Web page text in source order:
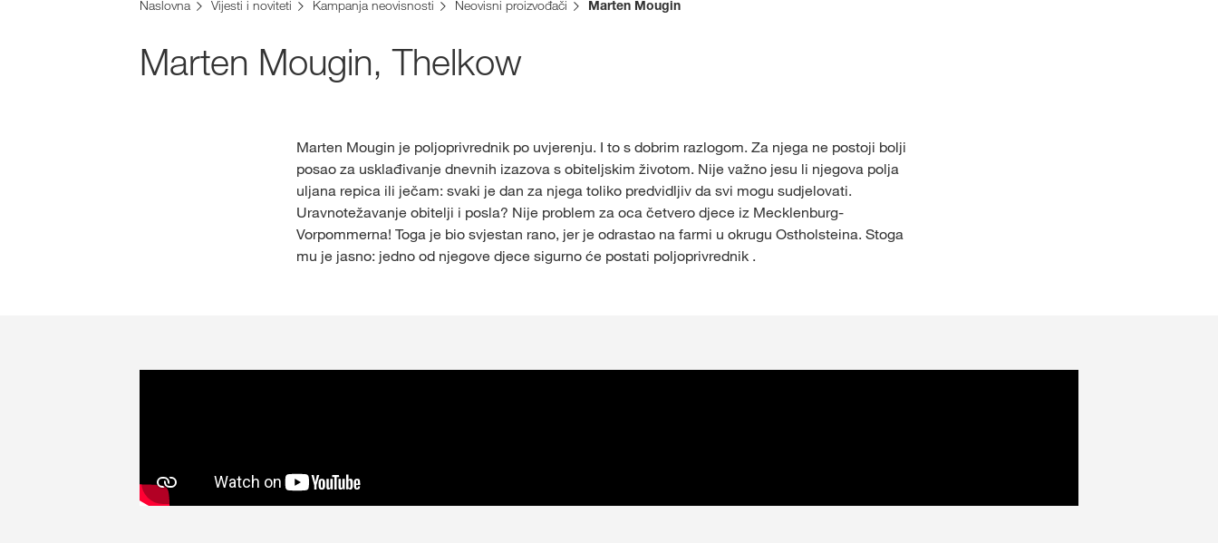
Naslovna Vijesti i noviteti Kampanja neovisnosti Neovisni proizvođači Marten Mougin
Marten Mougin, Thelkow
Marten Mougin je poljoprivrednik po uvjerenju. I to s dobrim razlogom. Za njega ne postoji bolji
posao za usklađivanje dnevnih izazova s obiteljskim životom. Nije važno jesu li njegova polja
uljana repica ili ječam: svaki je dan za njega toliko predvidljiv da svi mogu sudjelovati.
Uravnotežavanje obitelji i posla? Nije problem za oca četvero djece iz Mecklenburg-
Vorpommerna! Toga je bio svjestan rano, jer je odrastao na farmi u okrugu Ostholsteina. Stoga
mu je jasno: jedno od njegove djece sigurno će postati poljoprivrednik .